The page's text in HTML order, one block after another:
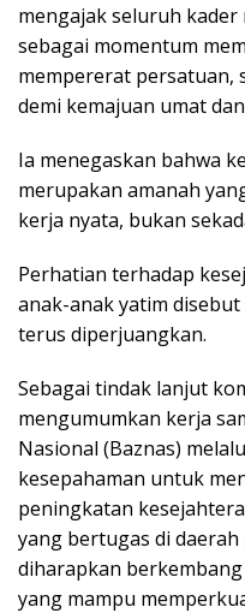
mengajak seluruh
sebagai momentum
mempererat persatuan,
demi kemajuan umat
Ia menegaskan bahwa
merupakan amanah
kerja nyata, bukan
Perhatian terhadap
anak-anak yatim
terus diperjuangkan.
Sebagai tindak lanjut
mengumumkan kerja
Nasional (Baznas)
kesepahaman untuk
peningkatan
yang bertugas di
diharapkan
yang mampu